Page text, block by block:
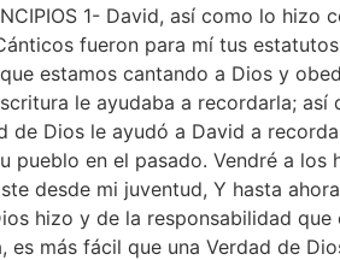
1- David, así como lo hizo
fueron para mí tus
estamos cantando a Dios y
le ayudaba a recordarla; así
de Dios le ayudó a David a
pueblo en el pasado. Vendré a los
desde mi juventud, Y hasta
hizo y de la responsabilidad
más fácil que una Verdad de